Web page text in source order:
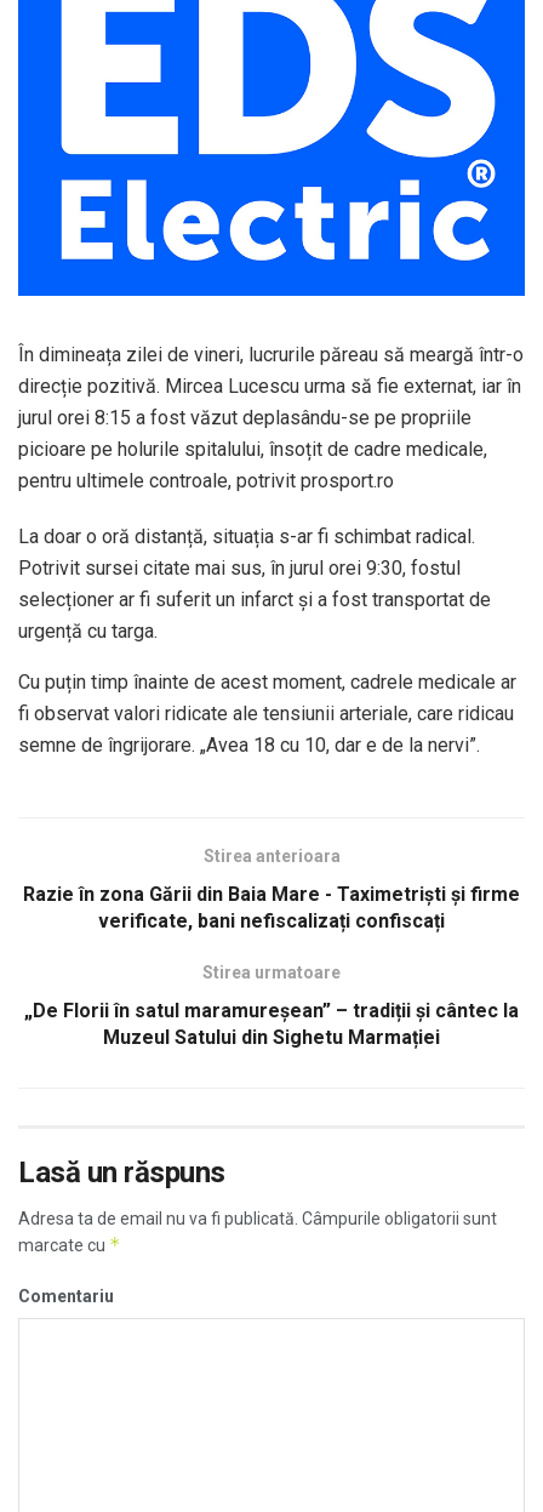
În dimineața zilei de vineri, lucrurile păreau să meargă într-o
direcție pozitivă. Mircea Lucescu urma să fie externat, iar în
jurul orei 8:15 a fost văzut deplasându-se pe propriile
picioare pe holurile spitalului, însoțit de cadre medicale,
pentru ultimele controale, potrivit prosport.ro
La doar o oră distanță, situația s-ar fi schimbat radical.
Potrivit sursei citate mai sus, în jurul orei 9:30, fostul
selecționer ar fi suferit un infarct și a fost transportat de
urgență cu targa.
Cu puțin timp înainte de acest moment, cadrele medicale ar
fi observat valori ridicate ale tensiunii arteriale, care ridicau
semne de îngrijorare. „Avea 18 cu 10, dar e de la nervi”.
Stirea anterioara
Razie în zona Gării din Baia Mare - Taximetriști și firme
verificate, bani nefiscalizați confiscați
Stirea urmatoare
„De Florii în satul maramureșean” – tradiții și cântec la
Muzeul Satului din Sighetu Marmației
Lasă un răspuns
Adresa ta de email nu va fi publicată. Câmpurile obligatorii sunt
marcate cu *
Comentariu